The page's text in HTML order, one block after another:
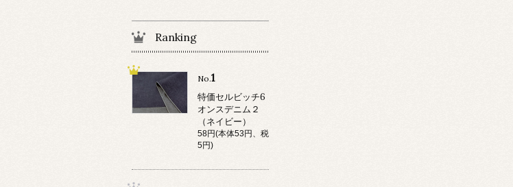
Ranking
No.1
特価セルビッチ6
オンスデニム２
（ネイビー）
58円(本体53円、税
5円)